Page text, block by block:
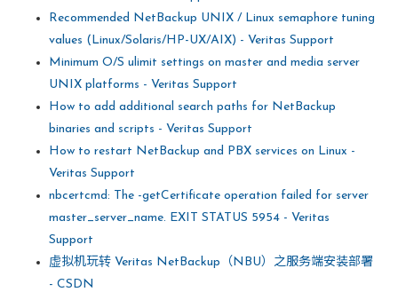
Recommended NetBackup UNIX / Linux semaphore tuning
values (Linux/Solaris/HP-UX/AIX) - Veritas Support
Minimum O/S ulimit settings on master and media server
UNIX platforms - Veritas Support
How to add additional search paths for NetBackup
binaries and scripts - Veritas Support
How to restart NetBackup and PBX services on Linux -
Veritas Support
nbcertcmd: The -getCertificate operation failed for server
master_server_name. EXIT STATUS 5954 - Veritas
Support
虚拟机玩转 Veritas NetBackup（NBU）之服务端安装部署
- CSDN